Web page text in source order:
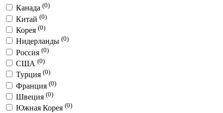
Канада (0)
Китай (0)
Корея (0)
Нидерланды (0)
Россия (0)
США (0)
Турция (0)
Франция (0)
Швеция (0)
Южная Корея (0)